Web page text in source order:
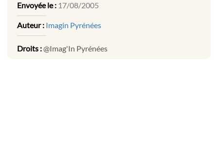
Envoyée le : 17/08/2005
Auteur : Imagin Pyrénées
Droits :@Imag'In Pyrénées